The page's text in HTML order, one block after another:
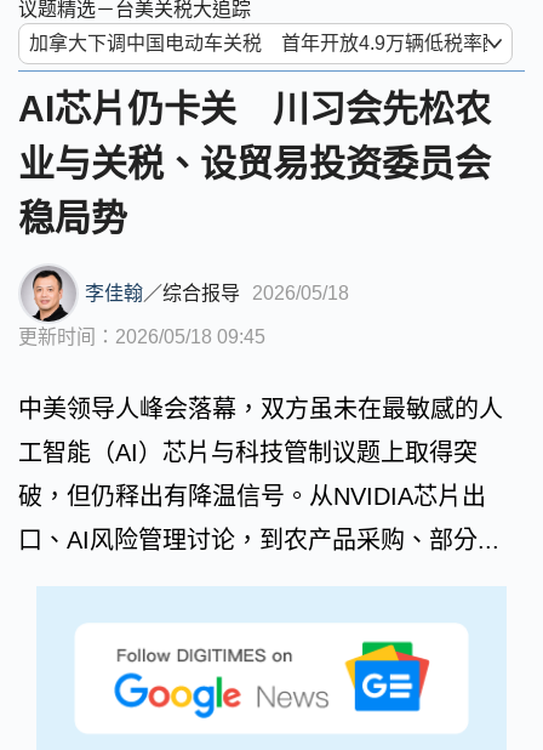
议题精选－台美关税大追踪
AI芯片仍卡关 川习会先松农
业与关税、设贸易投资委员会
稳局势
李佳翰／综合报导 2026/05/18
更新时间：2026/05/18 09:45
中美领导人峰会落幕，双方虽未在最敏感的人
工智能（AI）芯片与科技管制议题上取得突
破，但仍释出有降温信号。从NVIDIA芯片出
口、AI风险管理讨论，到农产品采购、部分...